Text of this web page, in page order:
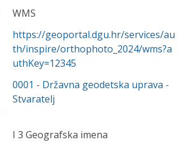
WMS
https://geoportal.dgu.hr/services/au
th/inspire/orthophoto_2024/wms?a
uthKey=12345
0001 - Državna geodetska uprava -
Stvaratelj
I 3 Geografska imena